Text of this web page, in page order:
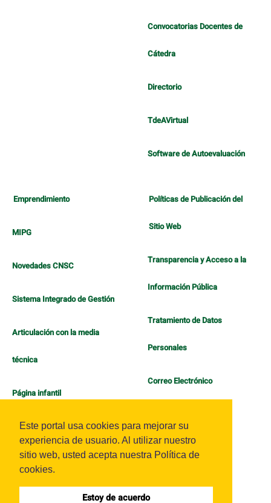
Este portal usa cookies para mejorar su
experiencia de usuario. Al utilizar nuestro
sitio web, usted acepta nuestra Política de
cookies.
Estoy de acuerdo
Convocatorias Docentes de
Cátedra
Directorio
TdeAVirtual
Software de Autoevaluación
Emprendimiento
MIPG
Novedades CNSC
Sistema Integrado de Gestión
Articulación con la media
técnica
Página infantil
Políticas de Publicación del
Sitio Web
Transparencia y Acceso a la
Información Pública
Tratamiento de Datos
Personales
Correo Electrónico